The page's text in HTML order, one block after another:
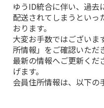
ゆうID統合に伴い、過去
配送されてしまうといっ
おります。
大変お手数ではございま
所情報」をご確認いただ
最新の情報へご更新くだ
げます。
会員住所情報は、以下の